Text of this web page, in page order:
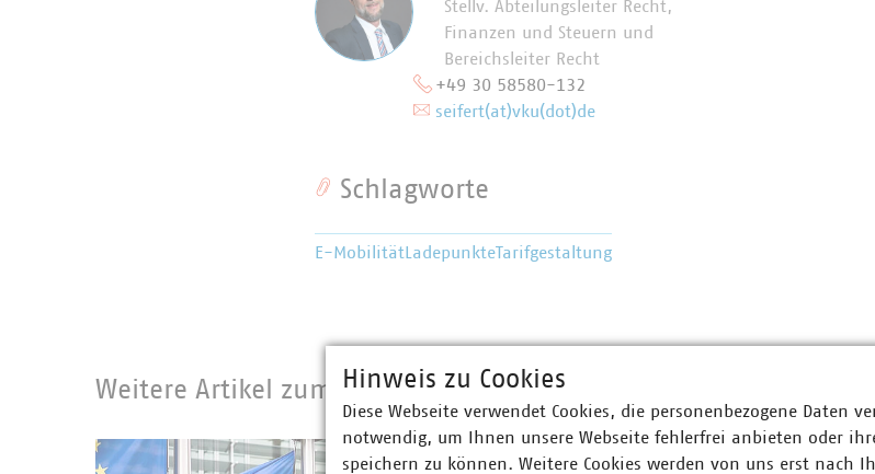
Stellv. Abteilungsleiter Recht,
Finanzen und Steuern und
Bereichsleiter Recht
+49 30 58580-132
seifert(at)vku(dot)de
Schlagworte
E-Mobilität LadepunkteTarifgestaltung
Weitere Artikel zum RechtHinweis zu Cookies
Diese Webseite verwendet Cookies, die personenbezogene Daten
notwendig, um Ihnen unsere Webseite fehlerfrei anbieten oder
speichern zu können. Weitere Cookies werden von uns erst nach